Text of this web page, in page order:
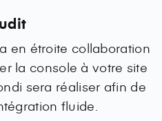
en étroite collaboration
la console à votre site
sera réaliser afin de
fluide.